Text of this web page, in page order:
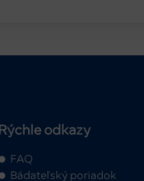
Rýchle odkazy
FAQ
Bádateľský poriadok